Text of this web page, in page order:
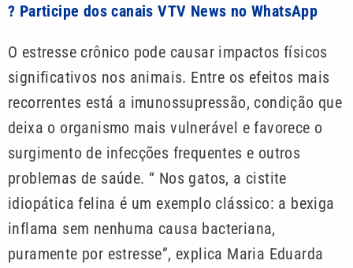
? Participe dos canais VTV News no WhatsApp
O estresse crônico pode causar impactos físicos
significativos nos animais. Entre os efeitos mais
recorrentes está a imunossupressão, condição que
deixa o organismo mais vulnerável e favorece o
surgimento de infecções frequentes e outros
problemas de saúde. “ Nos gatos, a cistite
idiopática felina é um exemplo clássico: a bexiga
inflama sem nenhuma causa bacteriana,
puramente por estresse”, explica Maria Eduarda